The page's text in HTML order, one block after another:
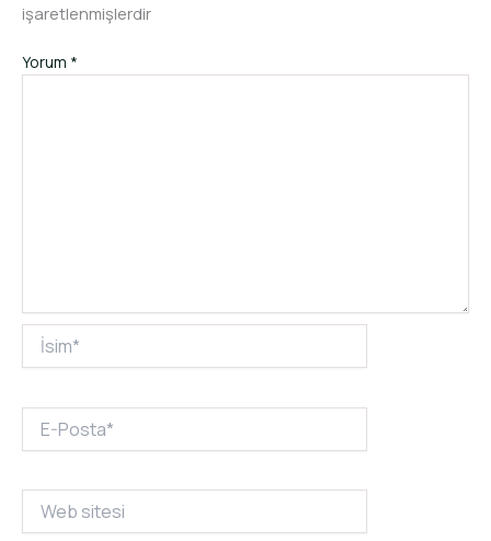
işaretlenmişlerdir
Yorum *
İsim*
Posta*
sitesi